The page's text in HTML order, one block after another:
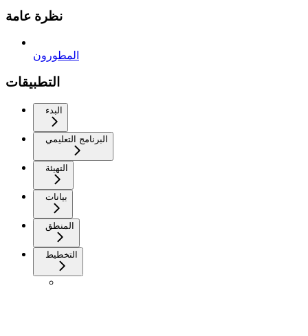
نظرة عامة
المطورون
التطبيقات
البدء
البرنامج التعليمي
التهيئة
بيانات
المنطق
التخطيط